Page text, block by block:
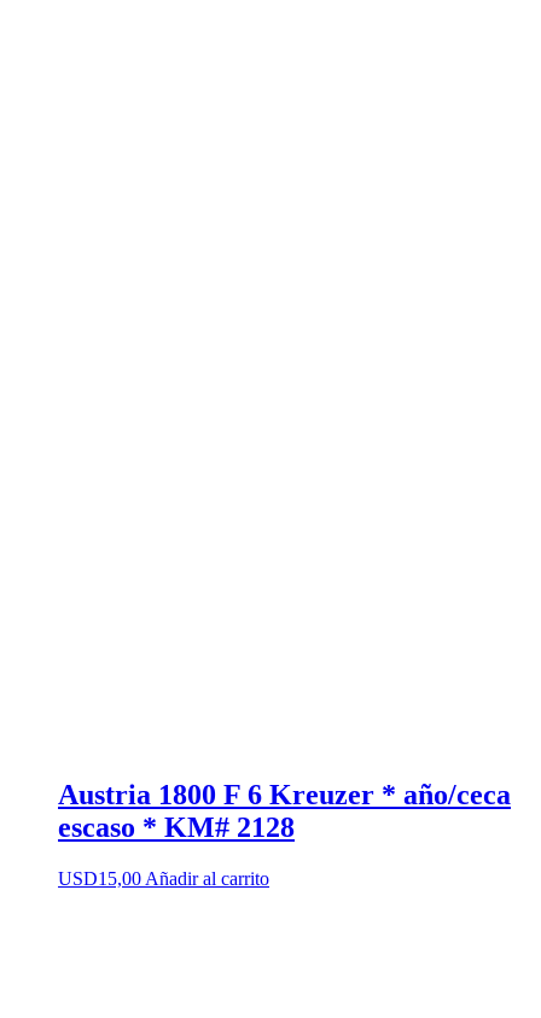
Austria 1800 F 6 Kreuzer * año/ceca
escaso * KM# 2128
USD15,00 Añadir al carrito